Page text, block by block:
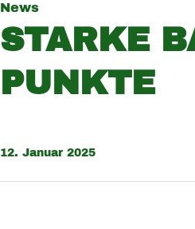
News
STARKE
PUNKTE
12. Januar 2025